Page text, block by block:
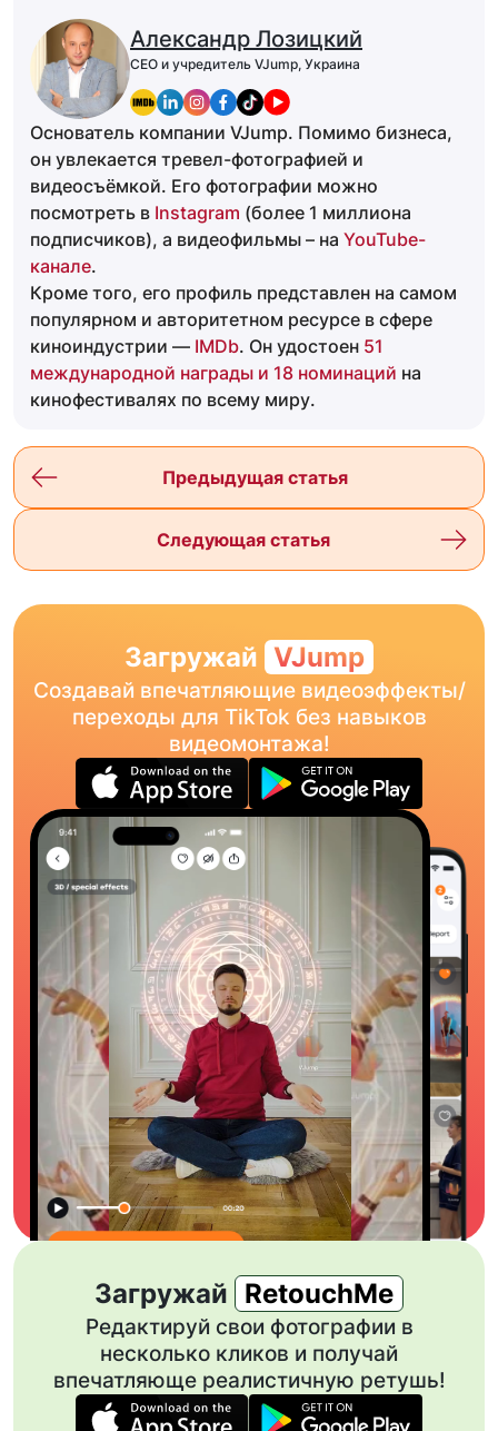
Александр Лозицкий
CEO и учредитель VJump, Украина
Основатель компании VJump. Помимо бизнеса,
он увлекается тревел-фотографией и
видеосъёмкой. Его фотографии можно
посмотреть в Instagram (более 1 миллиона
подписчиков), а видеофильмы – на YouTube-
канале.
Кроме того, его профиль представлен на самом
популярном и авторитетном ресурсе в сфере
киноиндустрии — IMDb. Он удостоен 51
международной награды и 18 номинаций на
кинофестивалях по всему миру.
Предыдущая статья
Следующая статья
Загружай VJump
Создавай впечатляющие видеоэффекты/
переходы для TikTok без навыков
видеомонтажа!
Загружай RetouchMe
Редактируй свои фотографии в
несколько кликов и получай
впечатляюще реалистичную ретушь!